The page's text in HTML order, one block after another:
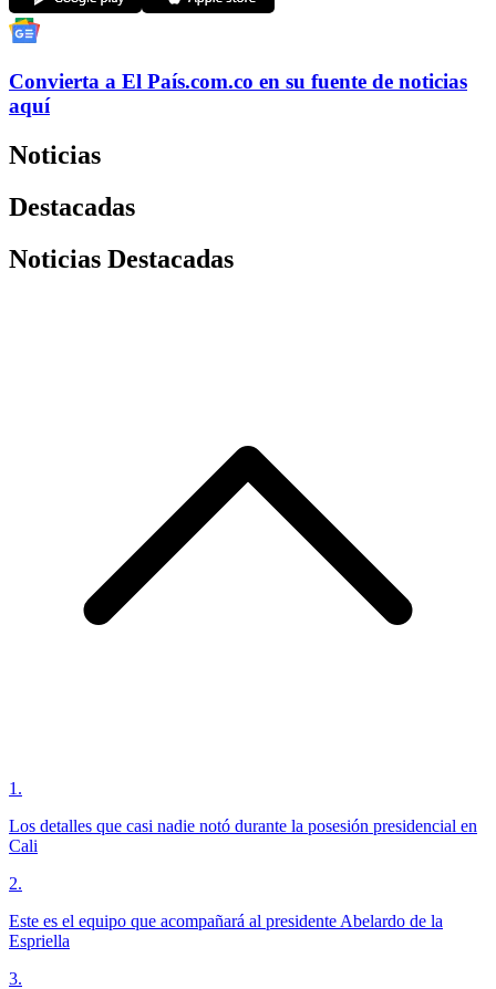
Convierta a El País.com.co en su fuente de noticias
aquí
Noticias
Destacadas
Noticias Destacadas
1 .
Los detalles que casi nadie notó durante la posesión presidencial en
Cali
2.
Este es el equipo que acompañará al presidente Abelardo de la
Espriella
3.